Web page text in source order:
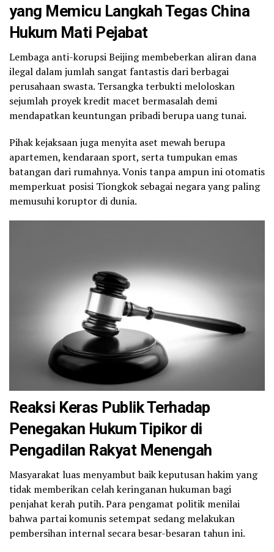
yang Memicu Langkah Tegas China
Hukum Mati Pejabat
Lembaga anti-korupsi Beijing membeberkan aliran dana
ilegal dalam jumlah sangat fantastis dari berbagai
perusahaan swasta. Tersangka terbukti meloloskan
sejumlah proyek kredit macet bermasalah demi
mendapatkan keuntungan pribadi berupa uang tunai.
Pihak kejaksaan juga menyita aset mewah berupa
apartemen, kendaraan sport, serta tumpukan emas
batangan dari rumahnya. Vonis tanpa ampun ini otomatis
memperkuat posisi Tiongkok sebagai negara yang paling
memusuhi koruptor di dunia.
Reaksi Keras Publik Terhadap
Penegakan Hukum Tipikor di
Pengadilan Rakyat Menengah
Masyarakat luas menyambut baik keputusan hakim yang
tidak memberikan celah keringanan hukuman bagi
penjahat kerah putih. Para pengamat politik menilai
bahwa partai komunis setempat sedang melakukan
pembersihan internal secara besar-besaran tahun ini.